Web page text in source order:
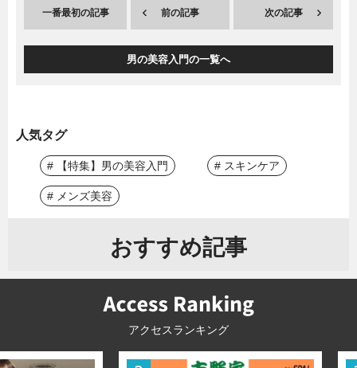
一番最初の記事 前の記事 次の記事
男の美容入門の一覧へ
人気タグ
# 【特集】男の美容入門 # スキンケア
# メンズ美容
おすすめ記事
アクセスランキング